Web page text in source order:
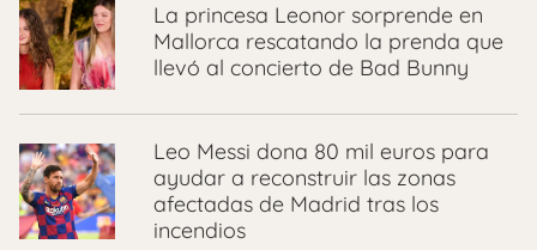
La princesa Leonor sorprende en
Mallorca rescatando la prenda que
llevó al concierto de Bad Bunny
Leo Messi dona 80 mil euros para
ayudar a reconstruir las zonas
afectadas de Madrid tras los
incendios